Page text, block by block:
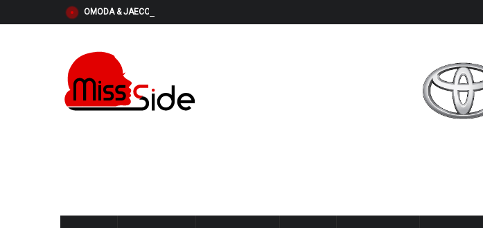
OMODA & JAECOO (ประเทศไทย) เปิดตัวโครงการ “OMODA & JAECOO Future Talent Academy”